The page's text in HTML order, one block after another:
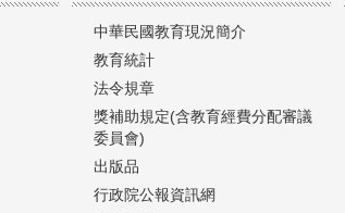
中華民國教育現況簡介
教育統計
法令規章
獎補助規定(含教育經費分配審議
委員會)
出版品
行政院公報資訊網